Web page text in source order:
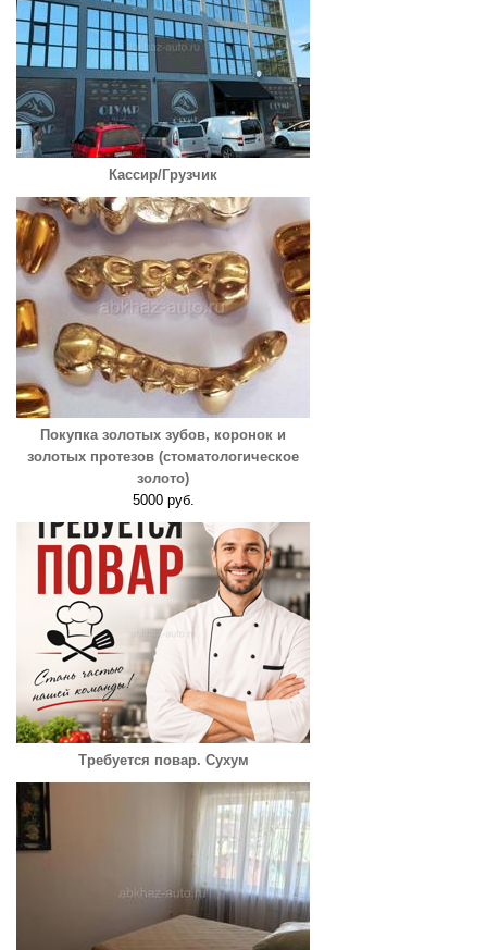
Кассир/Грузчик
Покупка золотых зубов, коронок и
золотых протезов (стоматологическое
золото)
5000 руб.
Требуется повар. Сухум